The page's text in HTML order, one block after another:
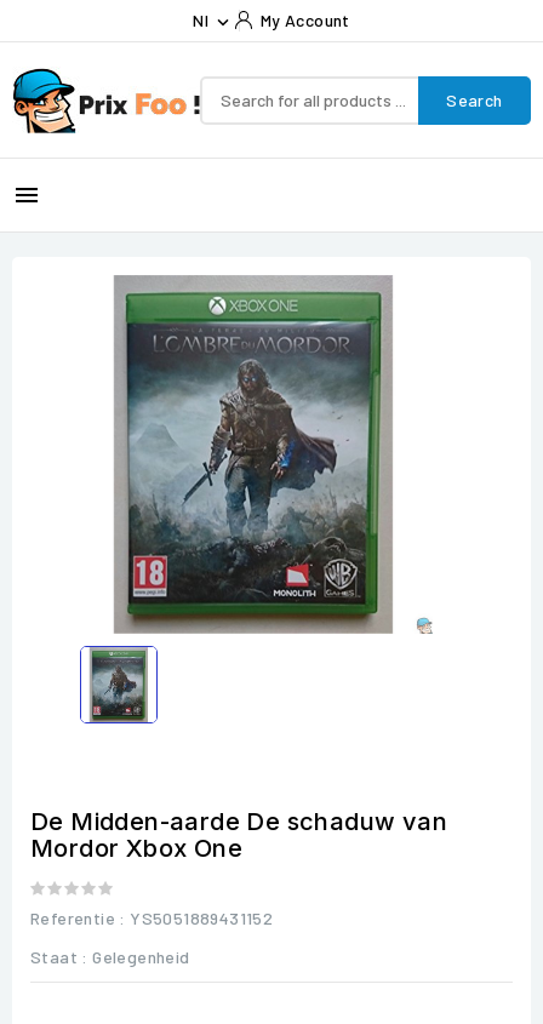
Nl  My Account
Search

De Midden-aarde De schaduw van
Mordor Xbox One
Referentie : YS5051889431152
Staat : Gelegenheid